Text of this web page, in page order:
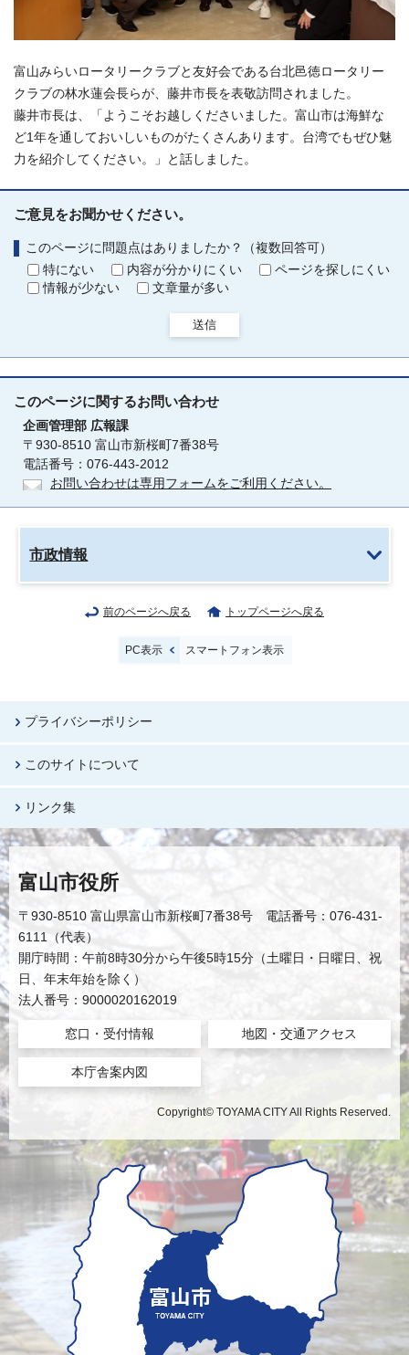
富山みらいロータリークラブと友好会である台北邑徳ロータリー
クラブの林水蓮会長らが、藤井市長を表敬訪問されました。
藤井市長は、「ようこそお越しくださいました。富山市は海鮮な
ど1年を通しておいしいものがたくさんあります。台湾でもぜひ魅
力を紹介してください。」と話しました。
ご意見をお聞かせください。
このページに問題点はありましたか？（複数回答可）
特にない
内容が分かりにくい
ページを探しにくい
情報が少ない
文章量が多い
送信
このページに関するお問い合わせ
企画管理部 広報課
〒930-8510 富山市新桜町7番38号
電話番号：076-443-2012
お問い合わせは専用フォームをご利用ください。
市政情報
前のページへ戻る トップページへ戻る
PC表示 スマートフォン表示
プライバシーポリシー
このサイトについて
リンク集
富山市役所
〒930-8510 富山県富山市新桜町7番38号 電話番号：076-431-
6111（代表）
開庁時間：午前8時30分から午後5時15分（土曜日・日曜日、祝
日、年末年始を除く）
法人番号：9000020162019
窓口・受付情報 地図・交通アクセス
本庁舎案内図
Copyright© TOYAMA CITY All Rights Reserved.